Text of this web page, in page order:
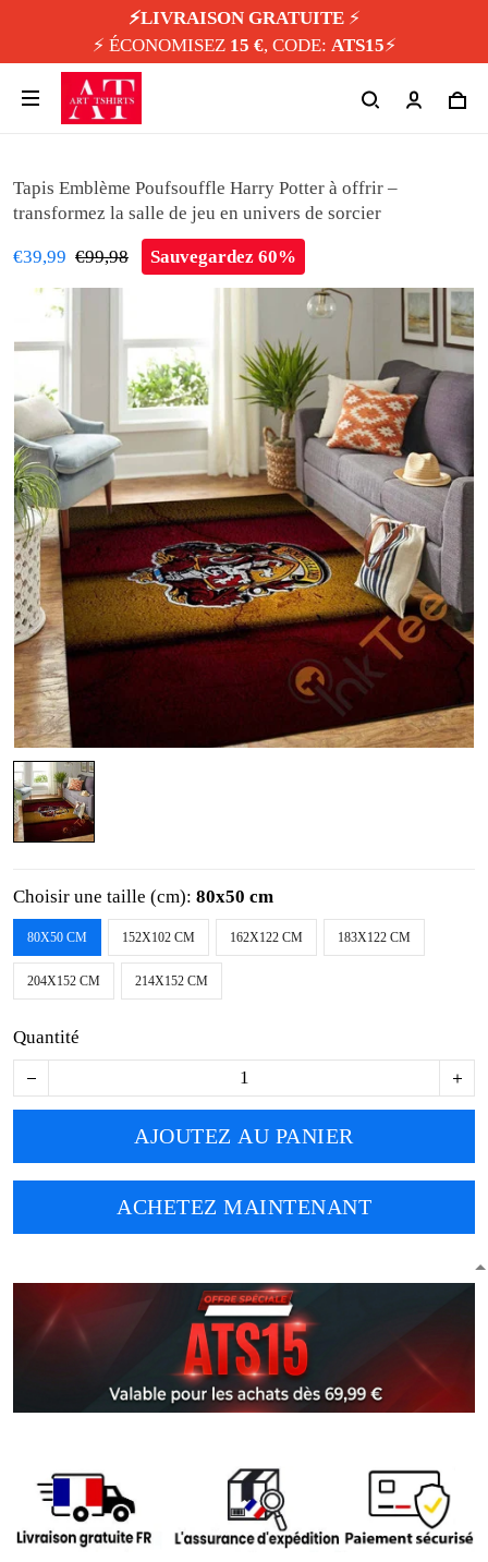
⚡️LIVRAISON GRATUITE⚡️
⚡️ ÉCONOMISEZ 15 €, CODE: ATS15⚡️
Tapis Emblème Poufsouffle Harry Potter à offrir –
transformez la salle de jeu en univers de sorcier
€39,99 €99,98 Sauvegardez 60%
Choisir une taille (cm): 80x50 cm
80X50 CM 152X102 CM 162X122 CM 183X122 CM
204X152 CM 214X152 CM
Quantité
AJOUTEZ AU PANIER
ACHETEZ MAINTENANT